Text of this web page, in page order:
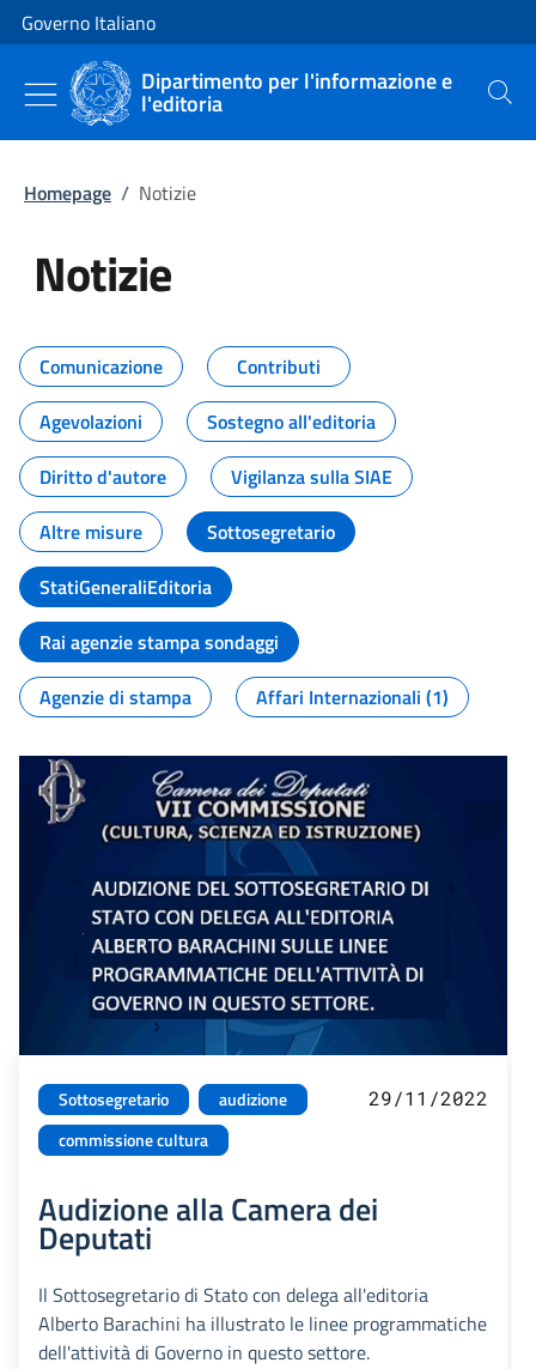
Vai al contenuto
Vai alla navigazione del sito
Governo Italiano
Dipartimento per l'informazione e
l'editoria Cerca
Homepage / Notizie
Notizie
Tutti i contenuti della pagina
Comunicazione
Contributi
Agevolazioni
Sostegno all'editoria
Diritto d'autore
Vigilanza sulla SIAE
Altre misure
Sottosegretario
StatiGeneraliEditoria
Rai agenzie stampa sondaggi
Agenzie di stampa
Affari Internazionali (1)
Sottosegretario
audizione
commissione cultura
29/11/2022
Audizione alla Camera dei
Deputati
Il Sottosegretario di Stato con delega all'editoria
Alberto Barachini ha illustrato le linee programmatiche
dell'attività di Governo in questo settore.